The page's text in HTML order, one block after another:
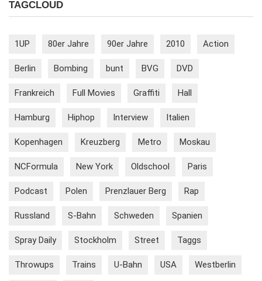
TAGCLOUD
1UP 80er Jahre 90er Jahre 2010 Action
Berlin Bombing bunt BVG DVD
Frankreich Full Movies Graffiti Hall
Hamburg Hiphop Interview Italien
Kopenhagen Kreuzberg Metro Moskau
NCFormula New York Oldschool Paris
Podcast Polen Prenzlauer Berg Rap
Russland S-Bahn Schweden Spanien
Spray Daily Stockholm Street Taggs
Throwups Trains U-Bahn USA Westberlin